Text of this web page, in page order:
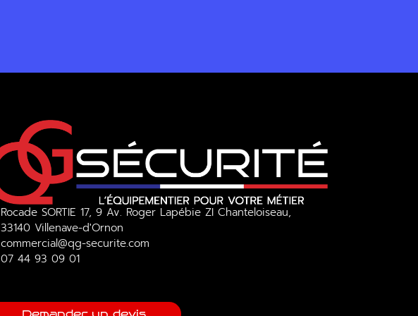
Rocade SORTIE 17, 9 Av. Roger Lapébie ZI Chanteloiseau,
33140 Villenave-d'Ornon
commercial@qg-securite.com
07 44 93 09 01